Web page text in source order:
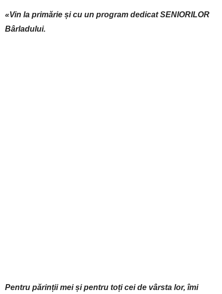
«Vin la primărie și cu un program dedicat SENIORILOR
Bârladului.
Pentru părinții mei și pentru toți cei de vârsta lor, îmi